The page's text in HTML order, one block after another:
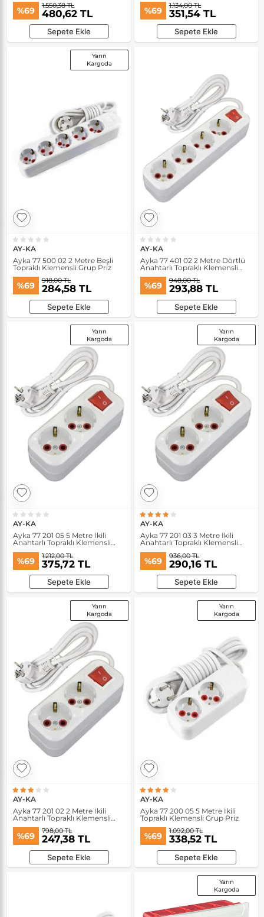
%69 1.550,38 TL
480,62 TL
Sepete Ekle
%69 1.134,00 TL
351,54 TL
Sepete Ekle
Yarın
Kargoda
AY-KA
Ayka 77 500 02 2 Metre Beşli
Topraklı Klemensli Grup Priz
%69 918,00 TL
284,58 TL
Sepete Ekle
AY-KA
Ayka 77 401 02 2 Metre Dörtlü
Anahtarlı Topraklı Klemensli
%69 948,00 TL
293,88 TL
Sepete Ekle
Yarın
Kargoda
AY-KA
Ayka 77 201 05 5 Metre İkili
Anahtarlı Topraklı Klemensli
%69 1.212,00 TL
375,72 TL
Sepete Ekle
Yarın
Kargoda
AY-KA
Ayka 77 201 03 3 Metre İkili
Anahtarlı Topraklı Klemensli
%69 936,00 TL
290,16 TL
Sepete Ekle
Yarın
Kargoda
AY-KA
Ayka 77 201 02 2 Metre İkili
Anahtarlı Topraklı Klemensli
%69 798,00 TL
247,38 TL
Sepete Ekle
Yarın
Kargoda
AY-KA
Ayka 77 200 05 5 Metre İkili
Topraklı Klemensli Grup Priz
%69 1.092,00 TL
338,52 TL
Sepete Ekle
Yarın
Kargoda